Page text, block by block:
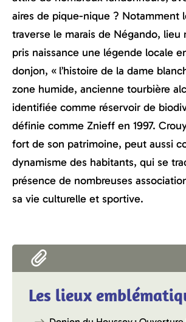
aires de pique-nique ? Notamment
traverse le marais de Négando, lieu
pris naissance une légende locale
donjon, « l’histoire de la dame
zone humide, ancienne tourbière
identifiée comme réservoir de
définie comme Znieff en 1997.
fort de son patrimoine, peut aussi
dynamisme des habitants, qui se
présence de nombreuses
sa vie culturelle et sportive.
Les lieux